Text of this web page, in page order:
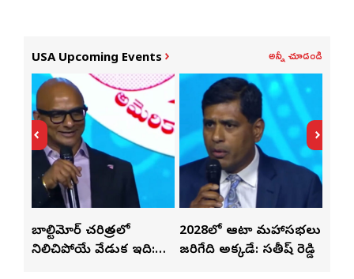
USA Upcoming Events అన్నీ చూడండి
బాల్టిమోర్ చరిత్రలో
నిలిచిపోయే వేడుక ఇది:
2028లో ఆటా మహాసభలు
జరిగేది అక్కడే: సతీష్ రెడ్డి